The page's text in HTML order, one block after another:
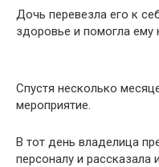
Дочь перевезла его к
здоровье и помогла ему
Спустя несколько
мероприятие.
В тот день владелица
персоналу и рассказала